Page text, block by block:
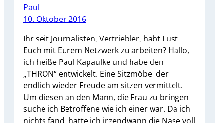
Paul
10. Oktober 2016
Ihr seit Journalisten, Vertriebler, habt Lust
Euch mit Eurem Netzwerk zu arbeiten? Hallo,
ich heiße Paul Kapaulke und habe den
„THRON“ entwickelt. Eine Sitzmöbel der
endlich wieder Freude am sitzen vermittelt.
Um diesen an den Mann, die Frau zu bringen
suche ich Betroffene wie ich einer war. Da ich
nichts fand, hatte ich irgendwann die Nase voll